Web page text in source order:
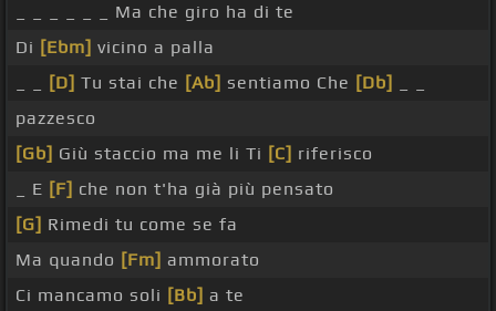
_ _ _ _ _ _ Ma che giro ha di te
Di [Ebm] vicino a palla
[D] Tu stai che [Ab] sentiamo Che [Db]
pazzesco
[Gb] Giù staccio ma me li Ti [C] riferisco
_ E [F] che non t'ha già più pensato
[G] Rimedi tu come se fa
Ma quando [Fm] ammorato
Ci mancamo soli [Bb] a te